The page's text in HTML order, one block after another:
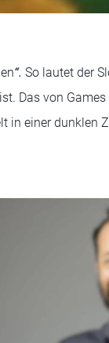
“. So lautet der
Das von
in einer dunklen